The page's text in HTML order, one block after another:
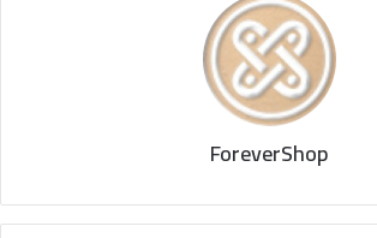
ForeverShop